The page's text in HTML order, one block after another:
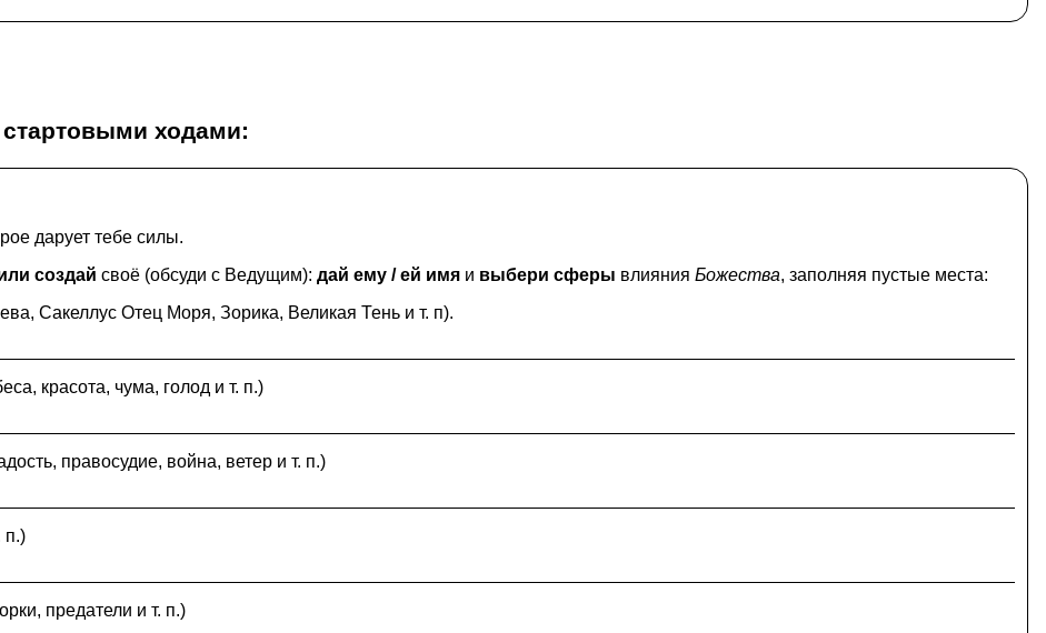
ходами:
дарует тебе силы.
создай своё (обсуди с Ведущим):дай ему / ей имя и выбери сферы влиянияБожества, заполняя пустые места:
Сакеллус Отец Моря, Зорика, Великая Тень и т. п).
красота, чума, голод и т. п.)
правосудие, война, ветер и т. п.)
п.)
предатели и т. п.)